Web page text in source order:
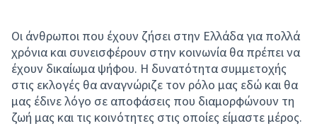
Οι άνθρωποι που έχουν ζήσει στην Ελλάδα για πολλά
χρόνια και συνεισφέρουν στην κοινωνία θα πρέπει να
έχουν δικαίωμα ψήφου. Η δυνατότητα συμμετοχής
στις εκλογές θα αναγνώριζε τον ρόλο μας εδώ και θα
μας έδινε λόγο σε αποφάσεις που διαμορφώνουν τη
ζωή μας και τις κοινότητες στις οποίες είμαστε μέρος.